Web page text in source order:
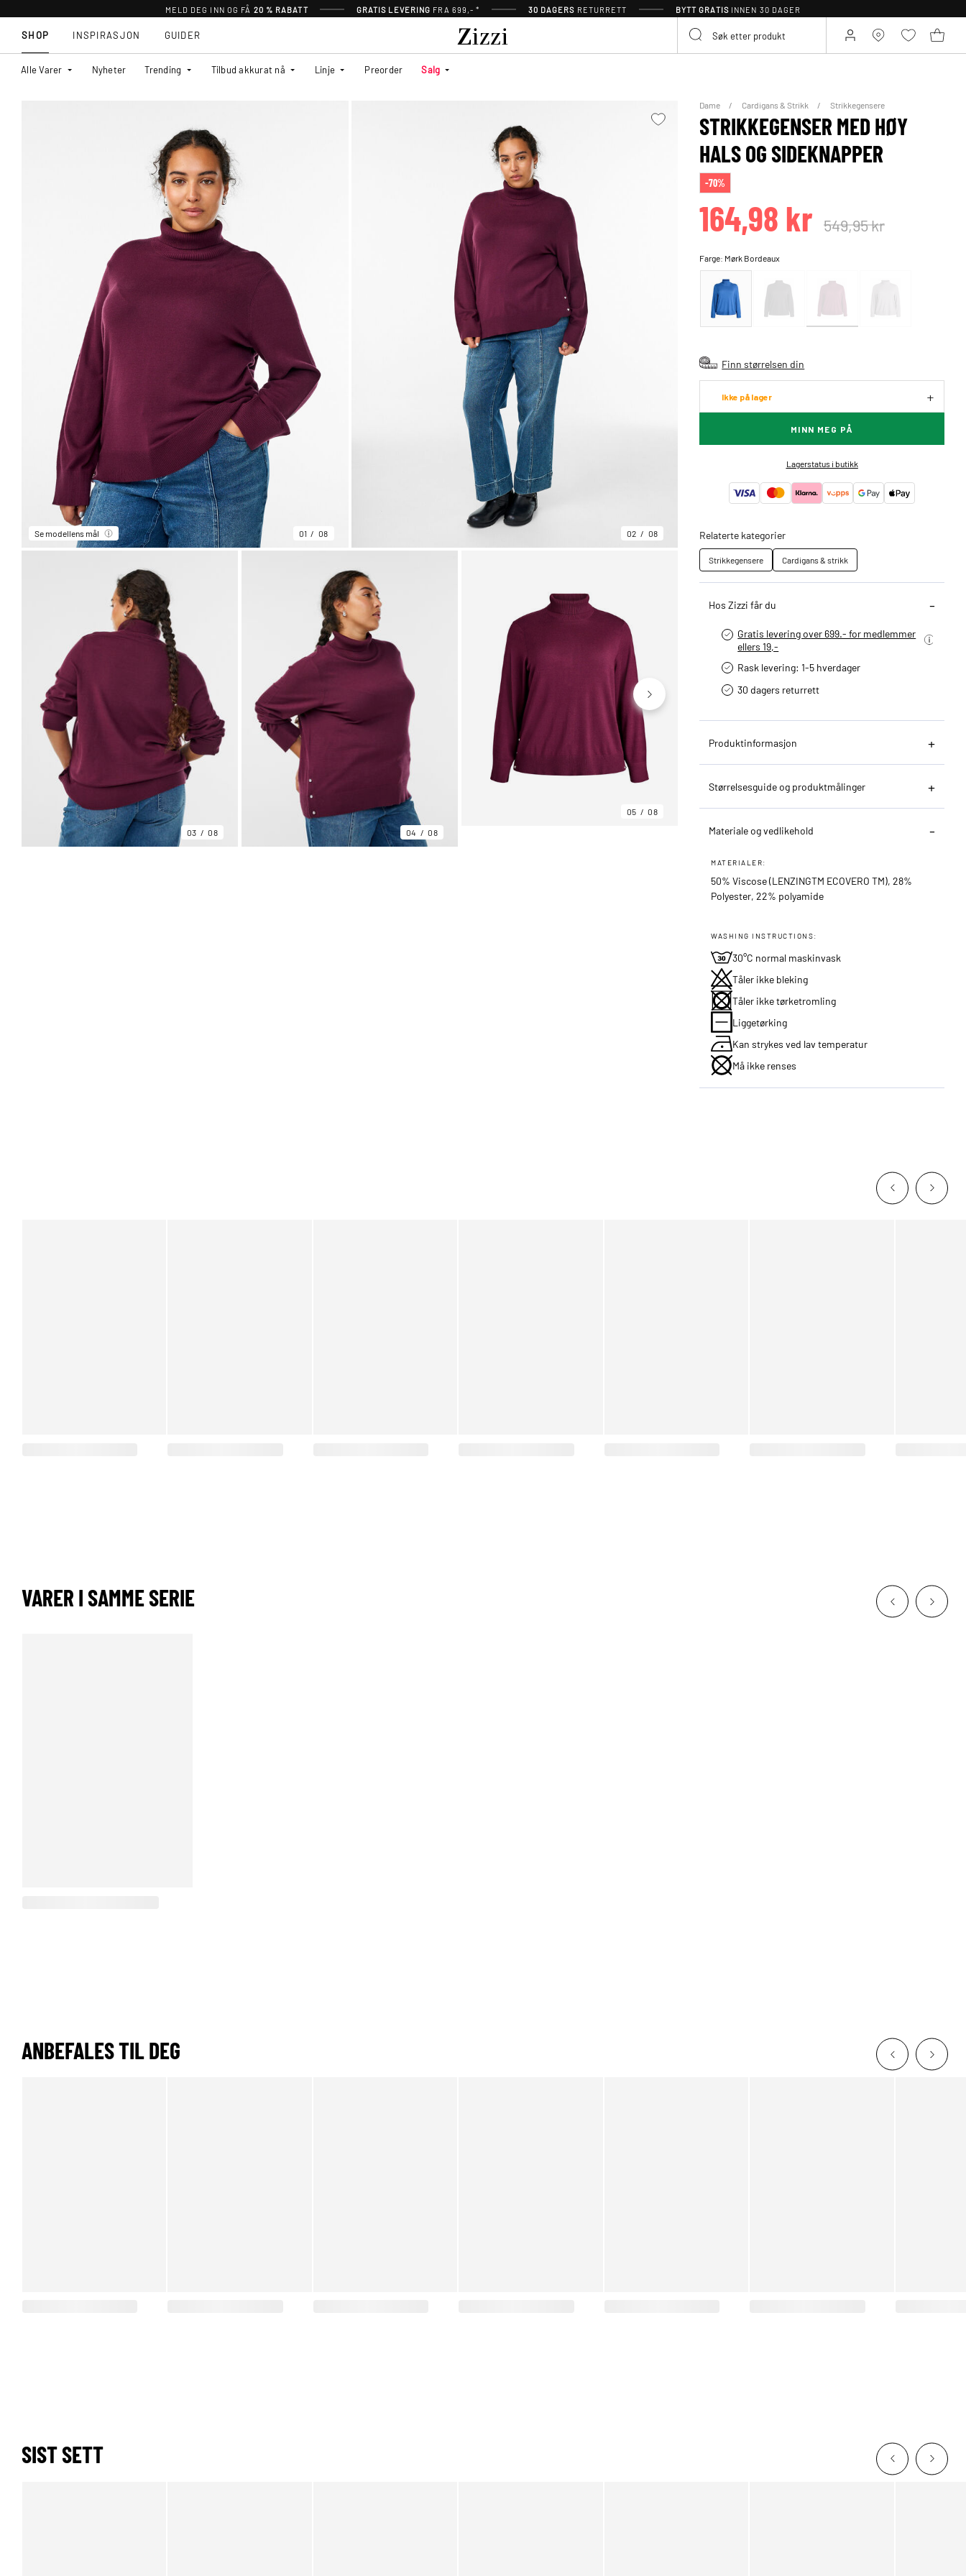
MELD DEG INN OG FÅ 20 % RABATT GRATIS LEVERING FRA 699,- * 30 DAGERS RETURRETT BYTT GRATISINNEN 30 DAGER
SHOP
Alle Varer Nyheter Trending Tilbud akkurat nå Linje Preorder Salg
INSPIRASJON GUIDER
Se modellens mål 01 08 02 08
03 08 04 08
05 08 06 08
Dame Cardigans & Strikk Strikkegensere
STRIKKEGENSER MED HØY
HALS OG SIDEKNAPPER
-70%
164,98 kr 549,95 kr
Farge: Mørk Bordeaux
Finn størrelsen din
Ikke på lager
MINN MEG PÅ
Lagerstatus i butikk
Relaterte kategorier
Strikkegensere Cardigans & strikk
Hos Zizzi får du
Gratis levering over 699.- for medlemmer
ellers 19,-
Rask levering: 1-5 hverdager
30 dagers returrett
Produktinformasjon
Størrelsesguide og produktmålinger
Materiale og vedlikehold
MATERIALER:
50% Viscose (LENZINGTM ECOVERO TM), 28%
Polyester, 22% polyamide
WASHING INSTRUCTIONS:
30°C normal maskinvask
Tåler ikke bleking
Tåler ikke tørketromling
Liggetørking
Kan strykes ved lav temperatur
Må ikke renses
VARER I SAMME SERIE
ANBEFALES TIL DEG
SIST SETT